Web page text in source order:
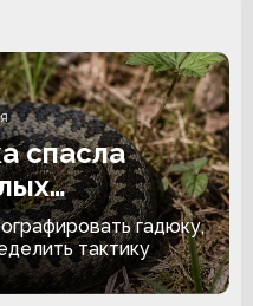
спасла
гадюкигадюку,
тактику